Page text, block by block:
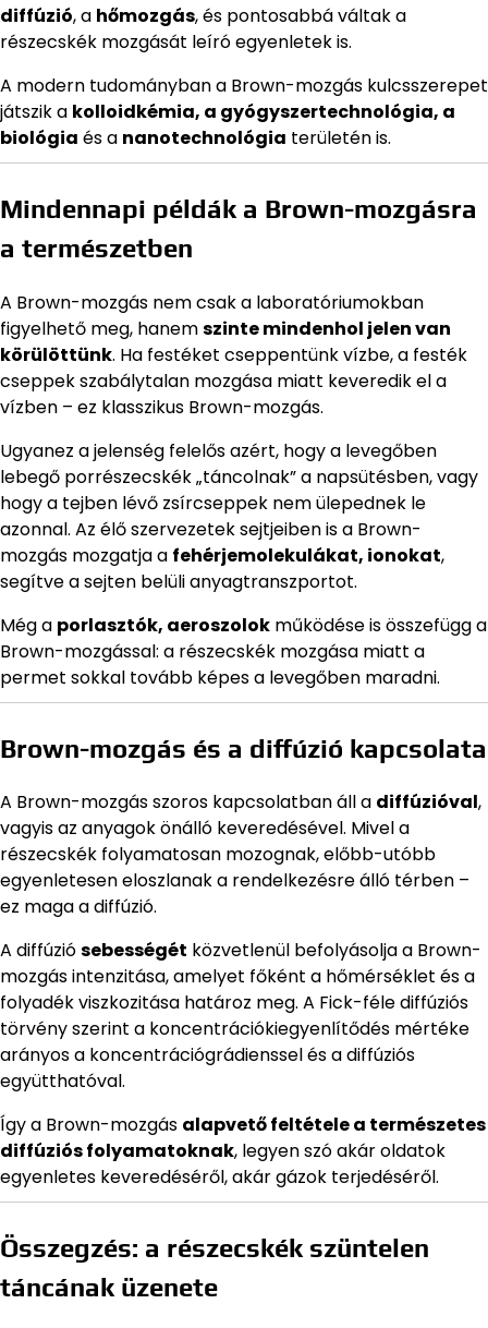
diffúzió, a hőmozgás, és pontosabbá váltak a
részecskék mozgását leíró egyenletek is.
A modern tudományban a Brown-mozgás kulcsszerepet
játszik a kolloidkémia, a gyógyszertechnológia, a
biológia és a nanotechnológia területén is.
Mindennapi példák a Brown-mozgásra
a természetben
A Brown-mozgás nem csak a laboratóriumokban
figyelhető meg, hanemszinte mindenhol jelen van
körülöttünk. Ha festéket cseppentünk vízbe, a festék
cseppek szabálytalan mozgása miatt keveredik el a
vízben – ez klasszikus Brown-mozgás.
Ugyanez a jelenség felelős azért, hogy a levegőben
lebegő porrészecskék „táncolnak” a napsütésben, vagy
hogy a tejben lévő zsírcseppek nem ülepednek le
azonnal. Az élő szervezetek sejtjeiben is a Brown-
mozgás mozgatja a fehérjemolekulákat, ionokat,
segítve a sejten belüli anyagtranszportot.
Még a porlasztók, aeroszolok működése is összefügg a
Brown-mozgással: a részecskék mozgása miatt a
permet sokkal tovább képes a levegőben maradni.
Brown-mozgás és a diffúzió kapcsolata
A Brown-mozgás szoros kapcsolatban áll a diffúzióval,
vagyis az anyagok önálló keveredésével. Mivel a
részecskék folyamatosan mozognak, előbb-utóbb
egyenletesen eloszlanak a rendelkezésre álló térben –
ez maga a diffúzió.
A diffúziósebességét közvetlenül befolyásolja a Brown-
mozgás intenzitása, amelyet főként a hőmérséklet és a
folyadék viszkozitása határoz meg. A Fick-féle diffúziós
törvény szerint a koncentrációkiegyenlítődés mértéke
arányos a koncentrációgrádienssel és a diffúziós
együtthatóval.
Így a Brown-mozgás alapvető feltétele a természetes
diffúziós folyamatoknak, legyen szó akár oldatok
egyenletes keveredéséről, akár gázok terjedéséről.
Összegzés: a részecskék szüntelen
táncának üzenete